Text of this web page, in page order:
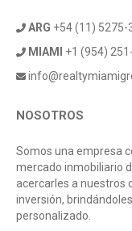
ARG +54 (11) 5275-
MIAMI
+1 (954)
NOSOTROS
Somos una empresa
mercado inmobiliario
acercarles a nuestros
inversión,
personalizado.